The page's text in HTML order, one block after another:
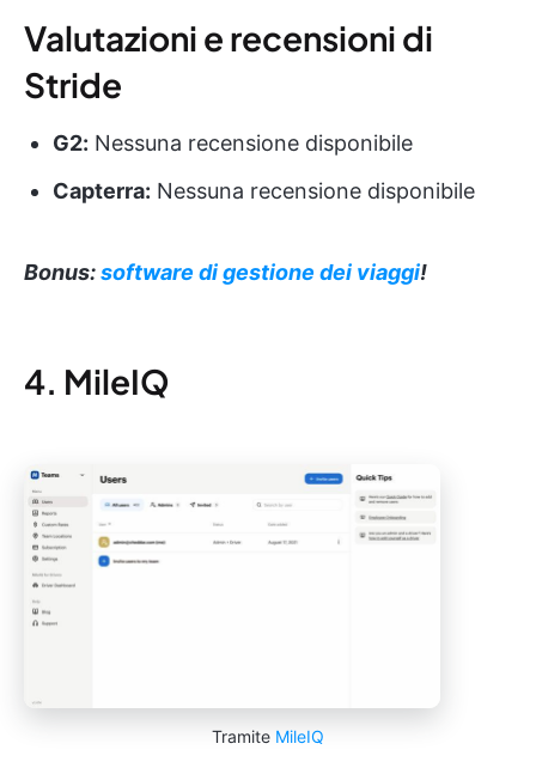
Valutazioni e recensioni di
Stride
G2: Nessuna recensione disponibile
Capterra: Nessuna recensione disponibile
Bonus:software di gestione dei viaggi!
4. MileIQ
Tramite MileIQ